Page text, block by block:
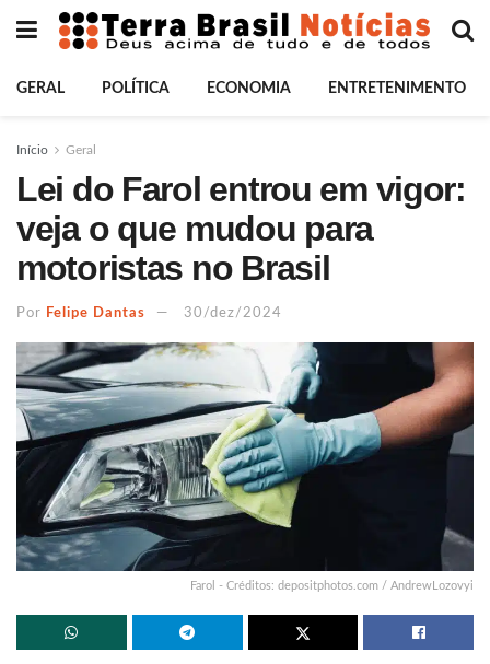
GERAL POLÍTICA ECONOMIA ENTRETENIMENTO
Início Geral
Lei do Farol entrou em vigor:
veja o que mudou para
motoristas no Brasil
Por Felipe Dantas 30/dez/2024
Farol - Créditos: depositphotos.com / AndrewLozovyi